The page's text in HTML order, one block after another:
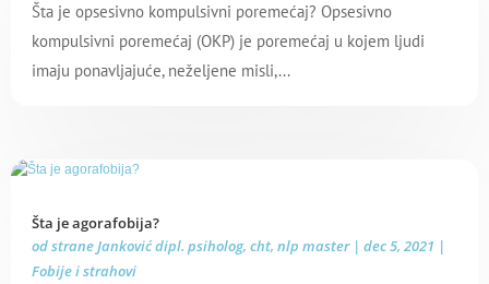
Šta je opsesivno kompulsivni poremećaj? Opsesivno
kompulsivni poremećaj (OKP) je poremećaj u kojem ljudi
imaju ponavljajuće, neželjene misli,...
Šta je agorafobija?
od straneJanković dipl. psiholog, cht, nlp master| dec 5, 2021 |
Fobije i strahovi